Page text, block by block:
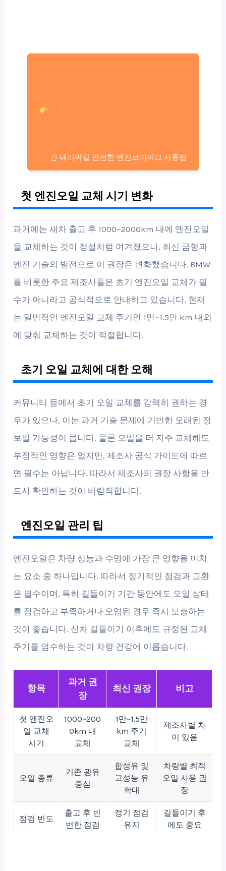
긴 내리막길 안전한 엔진브레이크 사용법
첫 엔진오일 교체 시기 변화
과거에는 새차 출고 후 1000~2000km 내에 엔진오일
을 교체하는 것이 정설처럼 여겨졌으나, 최신 금형과
엔진 기술의 발전으로 이 권장은 변화했습니다. BMW
를 비롯한 주요 제조사들은 초기 엔진오일 교체가 필
수가 아니라고 공식적으로 안내하고 있습니다. 현재
는 일반적인 엔진오일 교체 주기인 1만~1.5만 km 내외
에 맞춰 교체하는 것이 적절합니다.
초기 오일 교체에 대한 오해
커뮤니티 등에서 초기 오일 교체를 강력히 권하는 경
우가 있으나, 이는 과거 기술 문제에 기반한 오래된 정
보일 가능성이 큽니다. 물론 오일을 더 자주 교체해도
부정적인 영향은 없지만, 제조사 공식 가이드에 따르
면 필수는 아닙니다. 따라서 제조사의 권장 사항을 반
드시 확인하는 것이 바람직합니다.
엔진오일 관리 팁
엔진오일은 차량 성능과 수명에 가장 큰 영향을 미치
는 요소 중 하나입니다. 따라서 정기적인 점검과 교환
은 필수이며, 특히 길들이기 기간 동안에도 오일 상태
를 점검하고 부족하거나 오염된 경우 즉시 보충하는
것이 좋습니다. 신차 길들이기 이후에도 규정된 교체
주기를 엄수하는 것이 차량 건강에 이롭습니다.
항목
과거 권
장
최신 권장 비고
첫 엔진오
일 교체
시기
1000~200
0km 내
교체
1만~1.5만
km 주기
교체
제조사별 차
이 있음
오일 종류
기존 광유
중심
합성유 및
고성능 유
확대
차량별 최적
오일 사용 권
장
점검 빈도
출고 후 빈
번한 점검
정기 점검
유지
길들이기 후
에도 중요